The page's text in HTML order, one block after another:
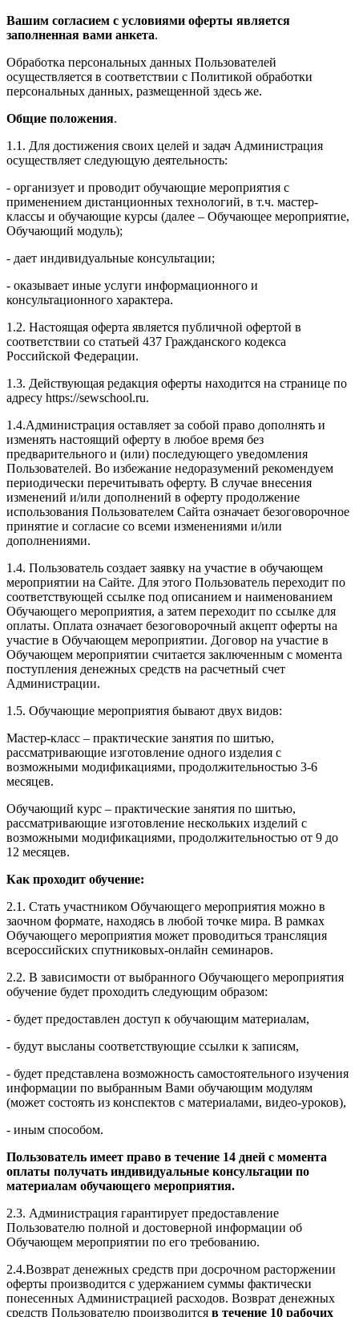
Вашим согласием с условиями оферты является
заполненная вами анкета.
Обработка персональных данных Пользователей
осуществляется в соответствии с Политикой обработки
персональных данных, размещенной здесь же.
Общие положения.
1.1. Для достижения своих целей и задач Администрация
осуществляет следующую деятельность:
- организует и проводит обучающие мероприятия с
применением дистанционных технологий, в т.ч. мастер-
классы и обучающие курсы (далее – Обучающее мероприятие,
Обучающий модуль);
- дает индивидуальные консультации;
- оказывает иные услуги информационного и
консультационного характера.
1.2. Настоящая оферта является публичной офертой в
соответствии со статьей 437 Гражданского кодекса
Российской Федерации.
1.3. Действующая редакция оферты находится на странице по
адресу https://sewschool.ru.
1.4.Администрация оставляет за собой право дополнять и
изменять настоящий оферту в любое время без
предварительного и (или) последующего уведомления
Пользователей. Во избежание недоразумений рекомендуем
периодически перечитывать оферту. В случае внесения
изменений и/или дополнений в оферту продолжение
использования Пользователем Сайта означает безоговорочное
принятие и согласие со всеми изменениями и/или
дополнениями.
1.4. Пользователь создает заявку на участие в обучающем
мероприятии на Сайте. Для этого Пользователь переходит по
соответствующей ссылке под описанием и наименованием
Обучающего мероприятия, а затем переходит по ссылке для
оплаты. Оплата означает безоговорочный акцепт оферты на
участие в Обучающем мероприятии. Договор на участие в
Обучающем мероприятии считается заключенным с момента
поступления денежных средств на расчетный счет
Администрации.
1.5. Обучающие мероприятия бывают двух видов:
Мастер-класс – практические занятия по шитью,
рассматривающие изготовление одного изделия с
возможными модификациями, продолжительностью 3-6
месяцев.
Обучающий курс – практические занятия по шитью,
рассматривающие изготовление нескольких изделий с
возможными модификациями, продолжительностью от 9 до
12 месяцев.
Как проходит обучение:
2.1. Стать участником Обучающего мероприятия можно в
заочном формате, находясь в любой точке мира. В рамках
Обучающего мероприятия может проводиться трансляция
всероссийских спутниковых-онлайн семинаров.
2.2. В зависимости от выбранного Обучающего мероприятия
обучение будет проходить следующим образом:
- будет предоставлен доступ к обучающим материалам,
- будут высланы соответствующие ссылки к записям,
- будет представлена возможность самостоятельного изучения
информации по выбранным Вами обучающим модулям
(может состоять из конспектов с материалами, видео-уроков),
- иным способом.
Пользователь имеет право в течение 14 дней с момента
оплаты получать индивидуальные консультации по
материалам обучающего мероприятия.
2.3. Администрация гарантирует предоставление
Пользователю полной и достоверной информации об
Обучающем мероприятии по его требованию.
2.4.Возврат денежных средств при досрочном расторжении
оферты производится с удержанием суммы фактически
понесенных Администрацией расходов. Возврат денежных
средств Пользователю производится в течение 10 рабочих